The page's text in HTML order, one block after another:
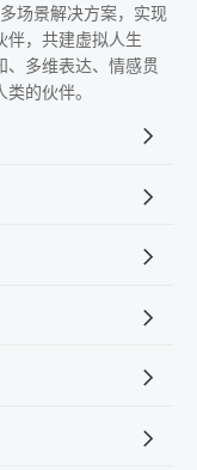
场景解决方案，实现
伴，共建虚拟人生
多维表达、情感贯
的伙伴。